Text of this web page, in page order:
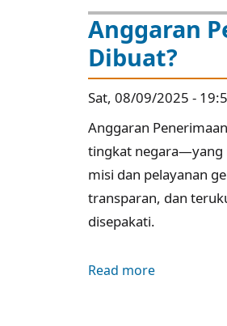
Dikelola
Pendeta
atau
Warga
Gereja?
Anggaran
Dibuat?
Sat, 08/09/2025 -
Anggaran
tingkat negara—yang
misi dan pelayanan
transparan, dan
disepakati.
Read more